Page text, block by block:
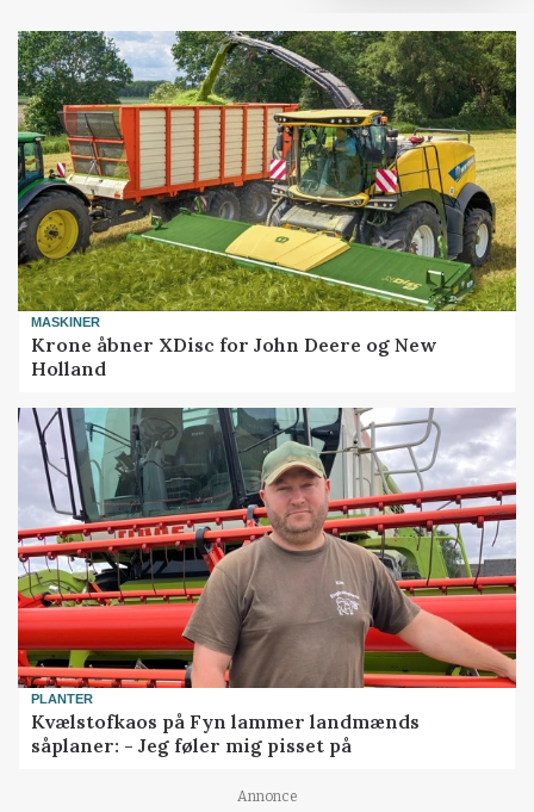
MASKINER
Krone åbner XDisc for John Deere og New
Holland
PLANTER
Kvælstofkaos på Fyn lammer landmænds
såplaner: - Jeg føler mig pisset på
Annonce